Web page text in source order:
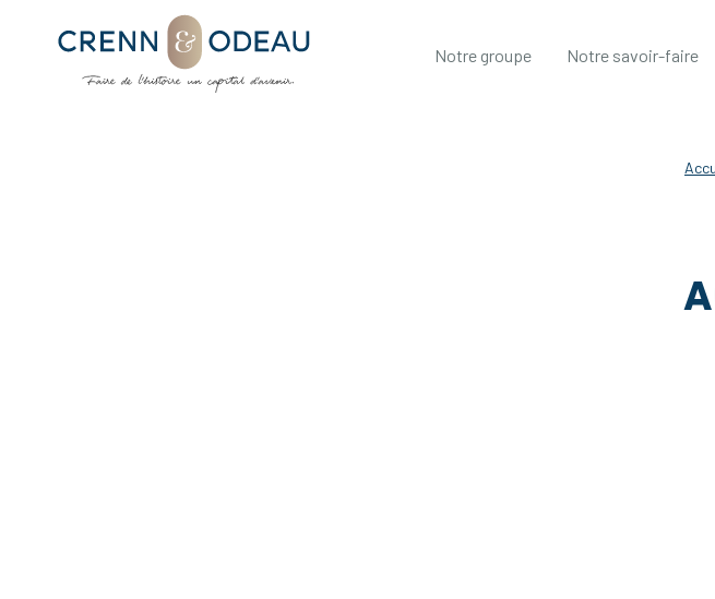
Notre groupe Notre savoir-faire